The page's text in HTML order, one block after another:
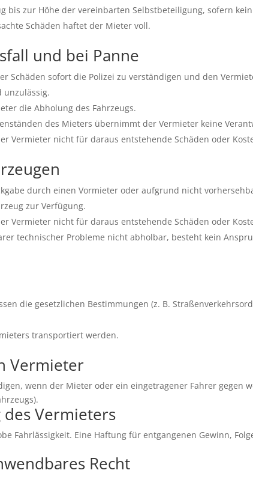
bis zur Höhe der vereinbarten Selbstbeteiligung, sofern
Schäden haftet der Mieter voll.
und bei Panne
Schäden sofort die Polizei zu verständigen und den
unzulässig.
die Abholung des Fahrzeugs.
des Mieters übernimmt der Vermieter keine
Vermieter nicht für daraus entstehende Schäden oder
durch einen Vormieter oder aufgrund nicht
zur Verfügung.
Vermieter nicht für daraus entstehende Schäden oder
technischer Probleme nicht abholbar, besteht kein
die gesetzlichen Bestimmungen (z. B.
transportiert werden.
Vermieter
wenn der Mieter oder ein eingetragener Fahrer gegen
Vermieters
Fahrlässigkeit. Eine Haftung für entgangenen Gewinn,
Recht